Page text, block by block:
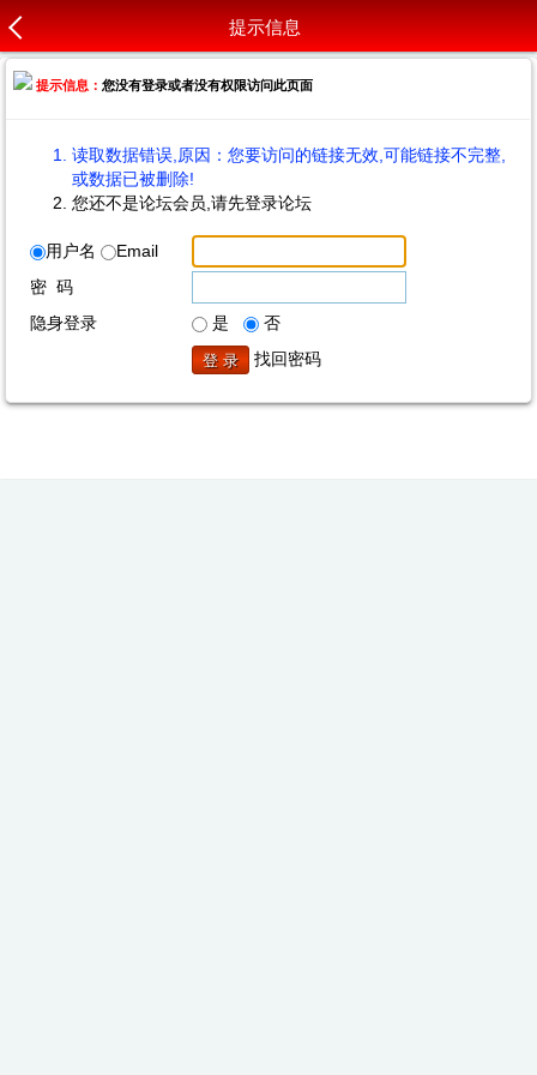
提示信息
提示信息：您没有登录或者没有权限访问此页面
读取数据错误,原因：您要访问的链接无效,可能链接不完整,
或数据已被删除!
您还不是论坛会员,请先登录论坛
用户名
Email
密 码
隐身登录
是
否
找回密码